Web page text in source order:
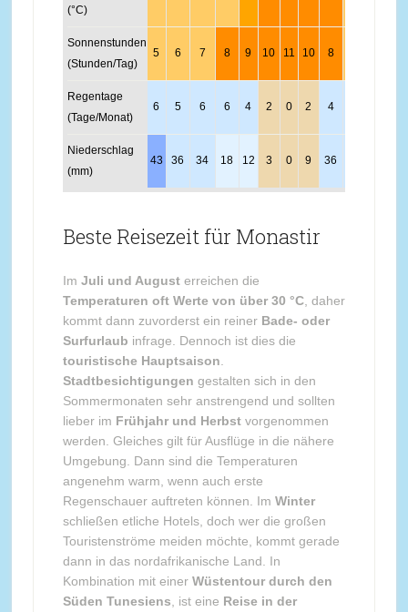
(°C)
Sonnenstunden
(Stunden/Tag)
5 6 7 8 9 10 11 10 8
Regentage
(Tage/Monat)
6 5 6 6 4 2 0 2 4
Niederschlag
(mm)
43 36 34 18 12 3 0 9 36
Beste Reisezeit für Monastir
Im Juli und Augusterreichen die
Temperaturen oft Werte von über 30 °C, daher
kommt dann zuvorderst ein reiner Bade- oder
Surfurlaub infrage. Dennoch ist dies die
touristische Hauptsaison
Stadtbesichtigungen gestalten sich in den
Sommermonaten sehr anstrengend und sollten
lieber im Frühjahr und Herbstvorgenommen
werden. Gleiches gilt für Ausflüge in die nähere
Umgebung. Dann sind die Temperaturen
angenehm warm, wenn auch erste
Regenschauer auftreten können. Im Winter
schließen etliche Hotels, doch wer die großen
Touristenströme meiden möchte, kommt gerade
dann in das nordafrikanische Land. In
Kombination mit einer Wüstentour durch den
Süden Tunesiens , ist eine Reise in der